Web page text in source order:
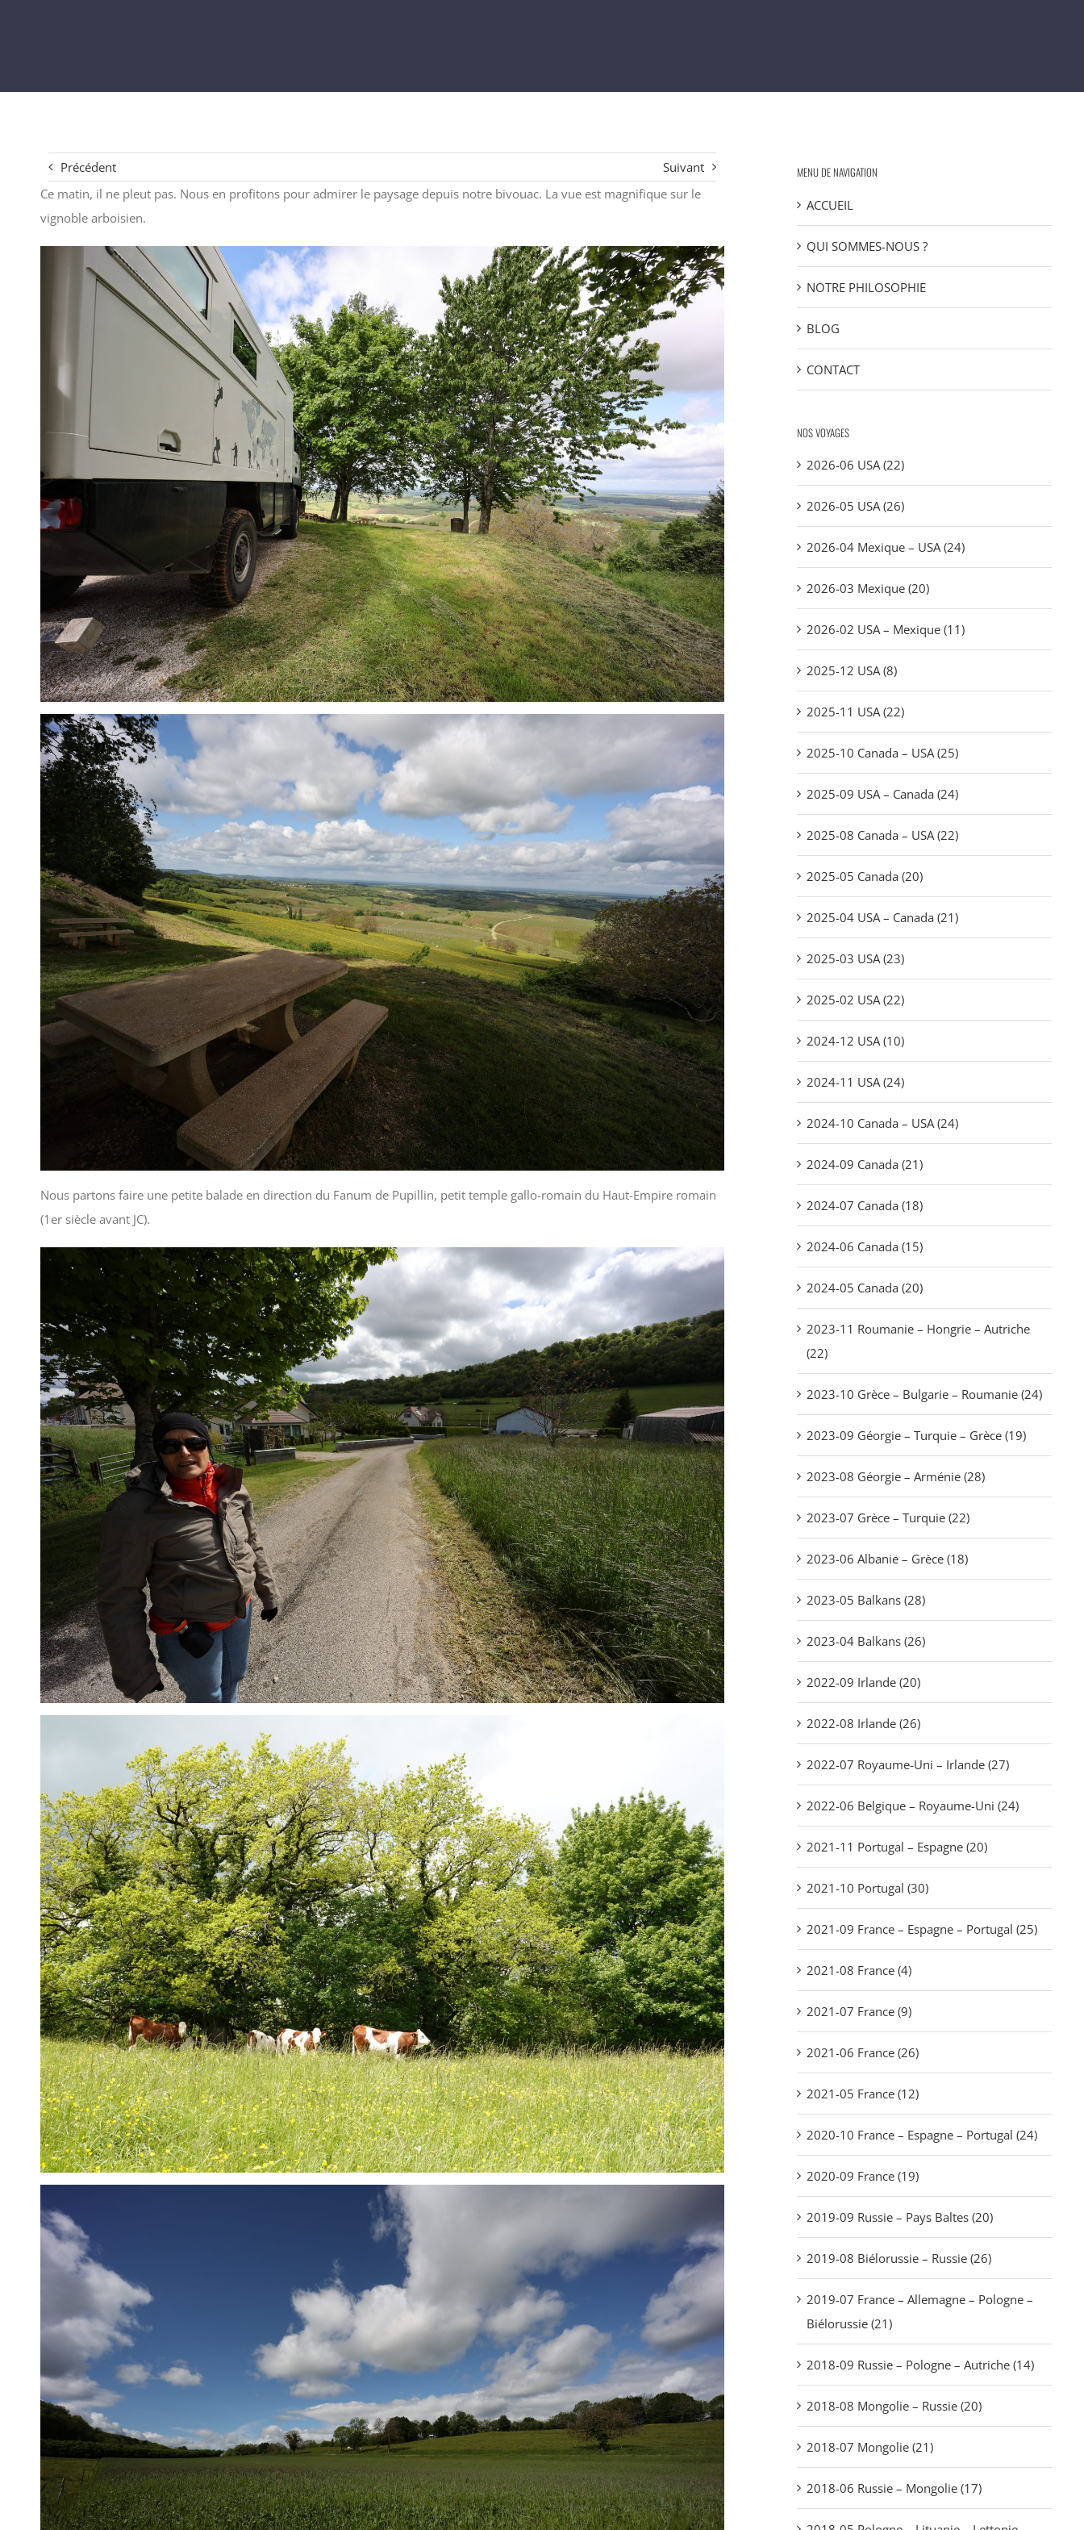
Précédent
Suivant
Ce matin, il ne pleut pas. Nous en profitons pour admirer le paysage depuis notre bivouac. La vue est magnifique sur le
vignoble arboisien.
Nous partons faire une petite balade en direction du Fanum de Pupillin, petit temple gallo-romain du Haut-Empire romain
(1er siècle avant JC).
MENU DE NAVIGATION
ACCUEIL
QUI SOMMES-NOUS ?
NOTRE PHILOSOPHIE
BLOG
CONTACT
NOS VOYAGES
2026-06 USA (22)
2026-05 USA (26)
2026-04 Mexique – USA (24)
2026-03 Mexique (20)
2026-02 USA – Mexique (11)
2025-12 USA (8)
2025-11 USA (22)
2025-10 Canada – USA (25)
2025-09 USA – Canada (24)
2025-08 Canada – USA (22)
2025-05 Canada (20)
2025-04 USA – Canada (21)
2025-03 USA (23)
2025-02 USA (22)
2024-12 USA (10)
2024-11 USA (24)
2024-10 Canada – USA (24)
2024-09 Canada (21)
2024-07 Canada (18)
2024-06 Canada (15)
2024-05 Canada (20)
2023-11 Roumanie – Hongrie – Autriche
(22)
2023-10 Grèce – Bulgarie – Roumanie (24)
2023-09 Géorgie – Turquie – Grèce (19)
2023-08 Géorgie – Arménie (28)
2023-07 Grèce – Turquie (22)
2023-06 Albanie – Grèce (18)
2023-05 Balkans (28)
2023-04 Balkans (26)
2022-09 Irlande (20)
2022-08 Irlande (26)
2022-07 Royaume-Uni – Irlande (27)
2022-06 Belgique – Royaume-Uni (24)
2021-11 Portugal – Espagne (20)
2021-10 Portugal (30)
2021-09 France – Espagne – Portugal (25)
2021-08 France (4)
2021-07 France (9)
2021-06 France (26)
2021-05 France (12)
2020-10 France – Espagne – Portugal (24)
2020-09 France (19)
2019-09 Russie – Pays Baltes (20)
2019-08 Biélorussie – Russie (26)
2019-07 France – Allemagne – Pologne –
Biélorussie (21)
2018-09 Russie – Pologne – Autriche (14)
2018-08 Mongolie – Russie (20)
2018-07 Mongolie (21)
2018-06 Russie – Mongolie (17)